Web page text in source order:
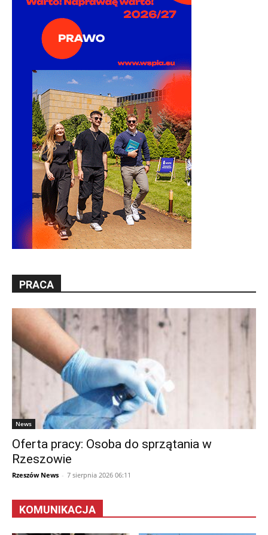
PRACA
News
Oferta pracy: Osoba do sprzątania w
Rzeszowie
Rzeszów News - 7 sierpnia 2026 06:11
KOMUNIKACJA